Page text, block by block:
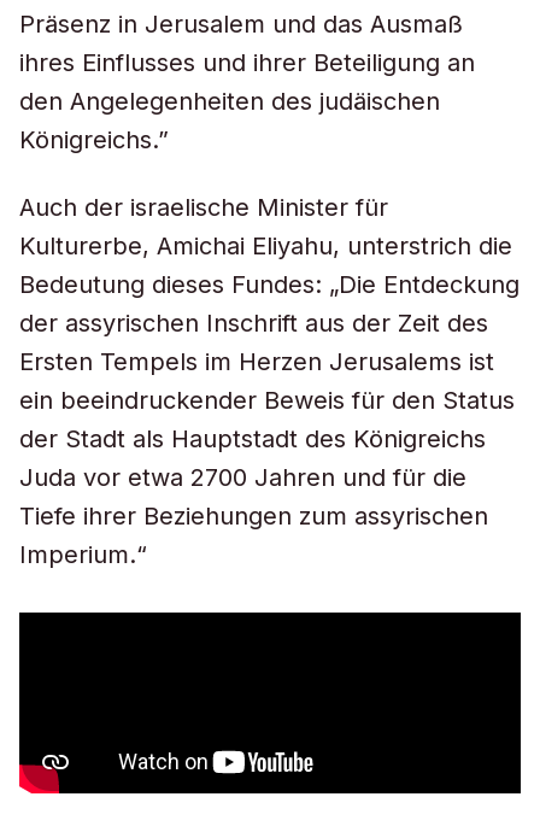
Präsenz in Jerusalem und das Ausmaß
ihres Einflusses und ihrer Beteiligung an
den Angelegenheiten des judäischen
Königreichs.”
Auch der israelische Minister für
Kulturerbe, Amichai Eliyahu, unterstrich die
Bedeutung dieses Fundes: „Die Entdeckung
der assyrischen Inschrift aus der Zeit des
Ersten Tempels im Herzen Jerusalems ist
ein beeindruckender Beweis für den Status
der Stadt als Hauptstadt des Königreichs
Juda vor etwa 2700 Jahren und für die
Tiefe ihrer Beziehungen zum assyrischen
Imperium.“